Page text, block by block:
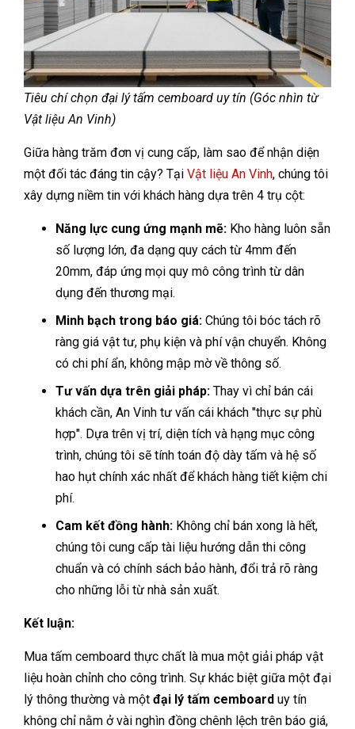
Tiêu chí chọn đại lý tấm cemboard uy tín (Góc nhìn từ
Vật liệu An Vinh)
Giữa hàng trăm đơn vị cung cấp, làm sao để nhận diện
một đối tác đáng tin cậy? Tại Vật liệu An Vinh, chúng tôi
xây dựng niềm tin với khách hàng dựa trên 4 trụ cột:
Năng lực cung ứng mạnh mẽ: Kho hàng luôn sẵn
số lượng lớn, đa dạng quy cách từ 4mm đến
20mm, đáp ứng mọi quy mô công trình từ dân
dụng đến thương mại.
Minh bạch trong báo giá: Chúng tôi bóc tách rõ
ràng giá vật tư, phụ kiện và phí vận chuyển. Không
có chi phí ẩn, không mập mờ về thông số.
Tư vấn dựa trên giải pháp: Thay vì chỉ bán cái
khách cần, An Vinh tư vấn cái khách "thực sự phù
hợp". Dựa trên vị trí, diện tích và hạng mục công
trình, chúng tôi sẽ tính toán độ dày tấm và hệ số
hao hụt chính xác nhất để khách hàng tiết kiệm chi
phí.
Cam kết đồng hành: Không chỉ bán xong là hết,
chúng tôi cung cấp tài liệu hướng dẫn thi công
chuẩn và có chính sách bảo hành, đổi trả rõ ràng
cho những lỗi từ nhà sản xuất.
Kết luận:
Mua tấm cemboard thực chất là mua một giải pháp vật
liệu hoàn chỉnh cho công trình. Sự khác biệt giữa một đại
lý thông thường và một đại lý tấm cemboard uy tín
không chỉ nằm ở vài nghìn đồng chênh lệch trên báo giá,